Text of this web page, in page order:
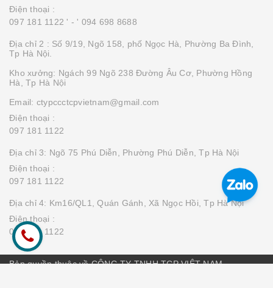
Điện thoại :
097 181 1122 ' - ' 094 698 8688
Địa chỉ 2 : Số 9/19, Ngõ 158, phố Ngọc Hà, Phường Ba Đình,
Tp Hà Nội.
Kho xưởng: Ngách 99 Ngõ 238 Đường Âu Cơ, Phường Hồng
Hà, Tp Hà Nội
Email: ctypccctcpvietnam@gmail.com
Điện thoại :
097 181 1122
Địa chỉ 3: Ngõ 75 Phú Diễn, Phường Phú Diễn, Tp Hà Nội
Điện thoại :
097 181 1122
Địa chỉ 4: Km16/QL1, Quán Gánh, Xã Ngọc Hồi, Tp Hà Nội
Điện thoại :
097 181 1122
Bản quyền thuộc về CÔNG TY TNHH TCP VIỆT NAM